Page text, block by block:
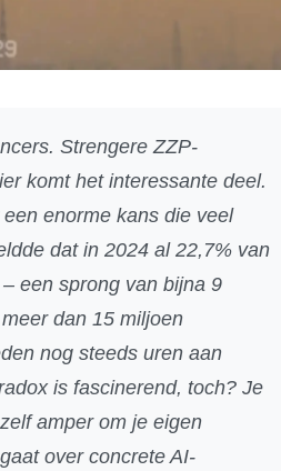
Strengere ZZP-
komt het interessante deel.
enorme kans die veel
dat in 2024 al 22,7% van
een sprong van bijna 9
dan 15 miljoen
nog steeds uren aan
is fascinerend, toch? Je
amper om je eigen
over concrete AI-